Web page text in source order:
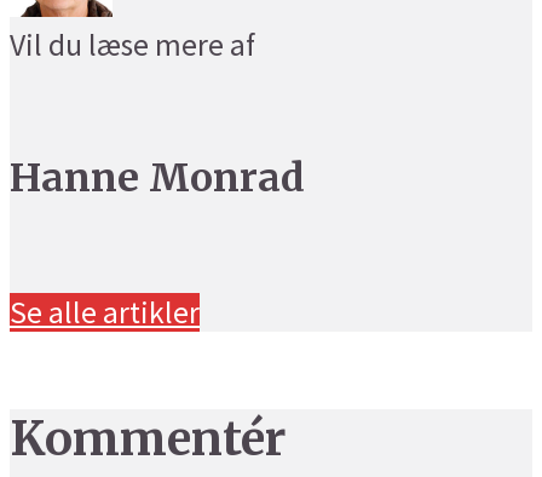
Vil du læse mere af
Hanne Monrad
Se alle artikler
Kommentér